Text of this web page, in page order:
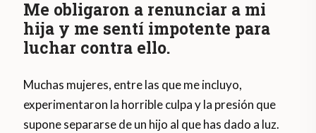
Me obligaron a renunciar a mi
hija y me sentí impotente para
luchar contra ello.
Muchas mujeres, entre las que me incluyo,
experimentaron la horrible culpa y la presión que
supone separarse de un hijo al que has dado a luz.